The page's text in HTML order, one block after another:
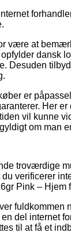
være at
dansk
Desuden
er
Her
vil kunne
om man
troværdige
verificerer
Pink – Hjem
fuldkommen
del internet
til at få et